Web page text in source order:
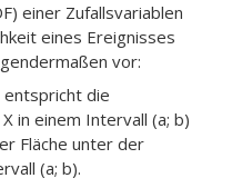
einer Zufallsvariablen
eines Ereignisses
vor:
die
in einem Intervall (a; b)
Fläche unter der
(a; b).